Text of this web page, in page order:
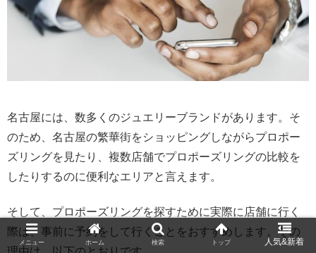
名古屋には、数多くのジュエリーブランドがあります。そ
のため、名古屋の繁華街をショッピングしながらプロポー
ズリングを見たり、複数店舗でプロポーズリングの比較を
したりするのに便利なエリアと言えます。
そして、プロポーズリングを探すために実際に店舗に行く
際は、事前に予約をして行くことをおすすめします。その
メニュー ホーム 検索 トップ